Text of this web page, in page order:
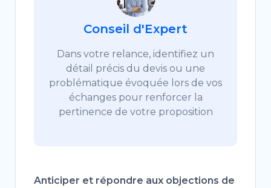
Conseil d'Expert
Dans votre relance, identifiez un
détail précis du devis ou une
problématique évoquée lors de vos
échanges pour renforcer la
pertinence de votre proposition
Anticiper et répondre aux objections de